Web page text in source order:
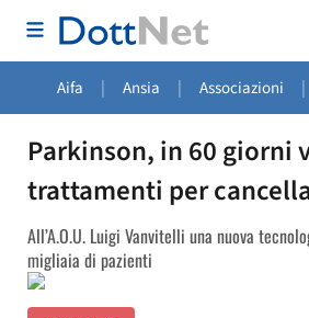
Aifa | Ansia | Associazioni |
Parkinson, in 60 giorni
trattamenti per
All’A.O.U. Luigi Vanvitelli una nuova
migliaia di pazienti